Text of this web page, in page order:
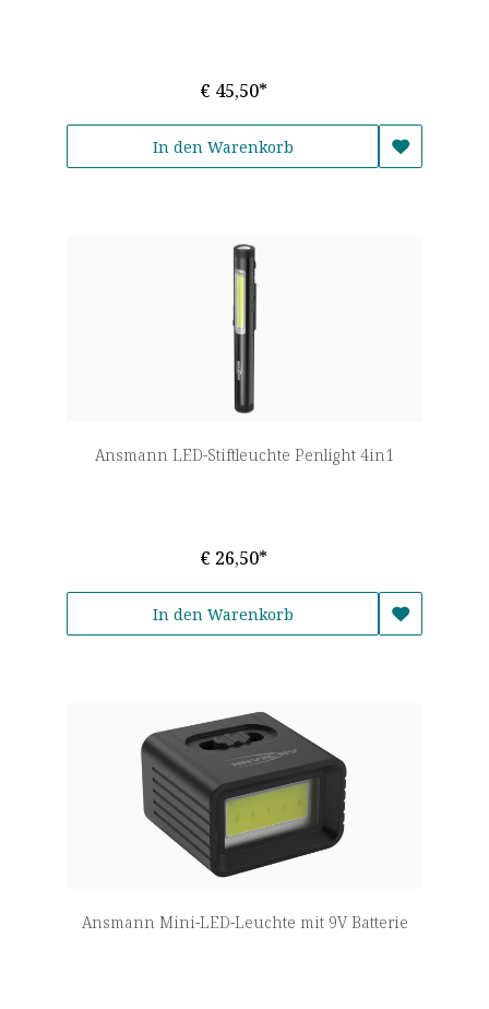
€ 45,50*
In den Warenkorb
Ansmann LED-Stiftleuchte Penlight 4in1
€ 26,50*
In den Warenkorb
Ansmann Mini-LED-Leuchte mit 9V Batterie